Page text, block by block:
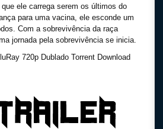
ele carrega serem os últimos do
para uma vacina, ele esconde um
Com a sobrevivência da raça
jornada pela sobrevivência se inicia.
720p Dublado Torrent Download